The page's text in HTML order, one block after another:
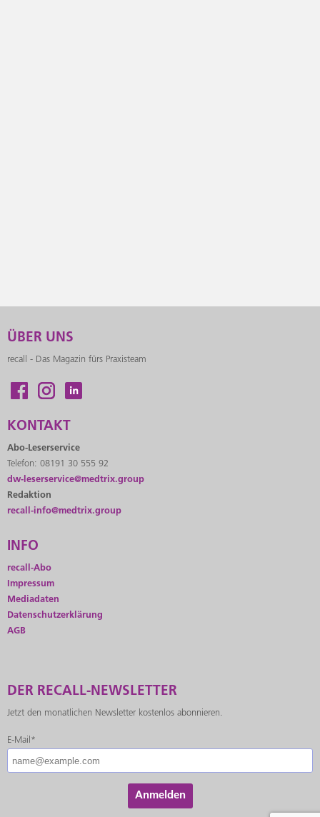
ÜBER UNS
recall - Das Magazin fürs Praxisteam
KONTAKT
Abo-Leserservice
Telefon: 08191 30 555 92
dw-leserservice@medtrix.group
Redaktion
recall-info@medtrix.group
INFO
recall-Abo
Impressum
Mediadaten
Datenschutzerklärung
AGB
DER RECALL-NEWSLETTER
Jetzt den monatlichen Newsletter kostenlos abonnieren.
E-Mail*
Anmelden